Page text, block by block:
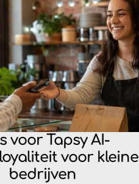
voor Tapsy AI-
voor kleine
bedrijven